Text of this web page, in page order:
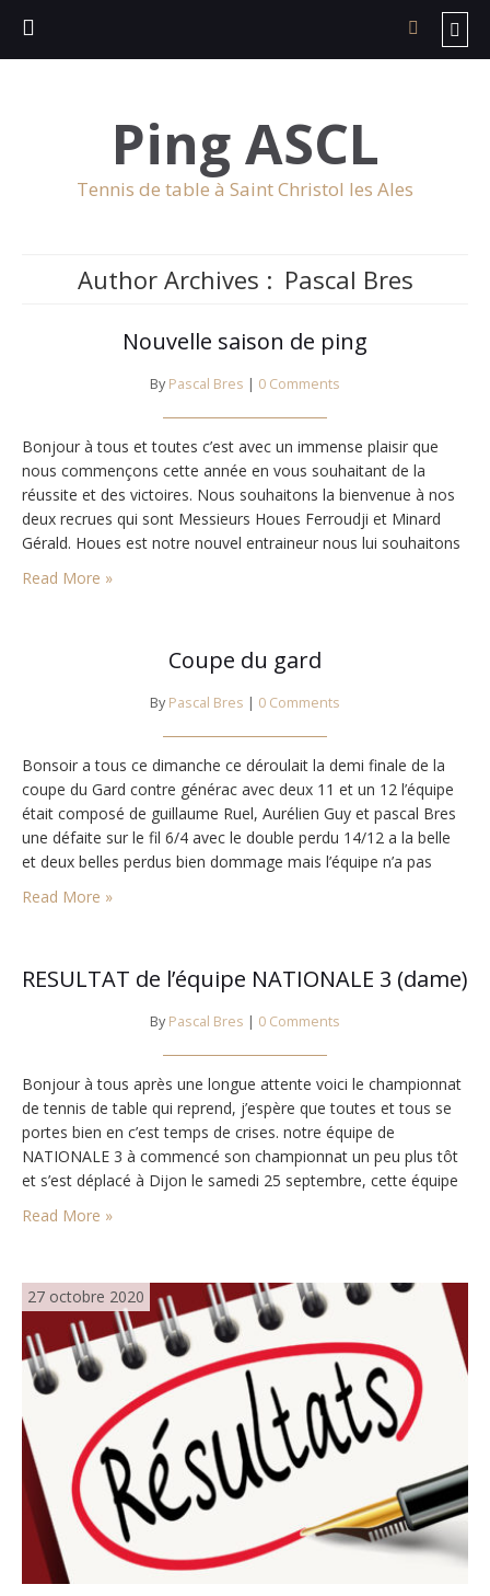
Ping ASCL
Tennis de table à Saint Christol les Ales
Author Archives : Pascal Bres
Nouvelle saison de ping
By Pascal Bres | 0 Comments
Bonjour à tous et toutes c’est avec un immense plaisir que
nous commençons cette année en vous souhaitant de la
réussite et des victoires. Nous souhaitons la bienvenue à nos
deux recrues qui sont Messieurs Houes Ferroudji et Minard
Gérald. Houes est notre nouvel entraineur nous lui souhaitons
le meilleur afin de faire évoluer le club et nous avons une…
Read More »
Coupe du gard
By Pascal Bres | 0 Comments
Bonsoir a tous ce dimanche ce déroulait la demi finale de la
coupe du Gard contre générac avec deux 11 et un 12 l’équipe
était composé de guillaume Ruel, Aurélien Guy et pascal Bres
une défaite sur le fil 6/4 avec le double perdu 14/12 a la belle
et deux belles perdus bien dommage mais l’équipe n’a pas
démérité malgré…
Read More »
RESULTAT de l’équipe NATIONALE 3 (dame)
By Pascal Bres | 0 Comments
Bonjour à tous après une longue attente voici le championnat
de tennis de table qui reprend, j’espère que toutes et tous se
portes bien en c’est temps de crises. notre équipe de
NATIONALE 3 à commencé son championnat un peu plus tôt
et s’est déplacé à Dijon le samedi 25 septembre, cette équipe
composée de ( roussiot Lucie 3, Michel…
Read More »
27 octobre 2020